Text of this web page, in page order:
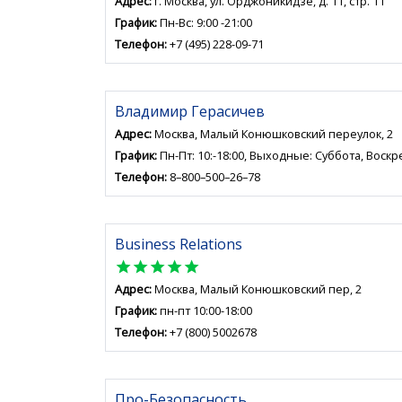
График:Пн-Вс: 9:00 -21:00
Телефон:+7 (495) 228-09-71
Владимир Герасичев
Адрес:Москва, Малый Конюшковский переулок, 2
График:Пн-Пт: 10:-18:00, Выходные: Суббота,
Телефон: 8–800–500–26–78
Business Relations
star
star
star
star
star
Адрес:Москва, Малый Конюшковский пер, 2
График:пн-пт 10:00-18:00
Телефон:+7 (800) 5002678